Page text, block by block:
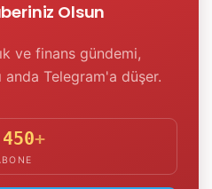
Olsun
ve finans gündemi,
anda Telegram'a düşer.
+